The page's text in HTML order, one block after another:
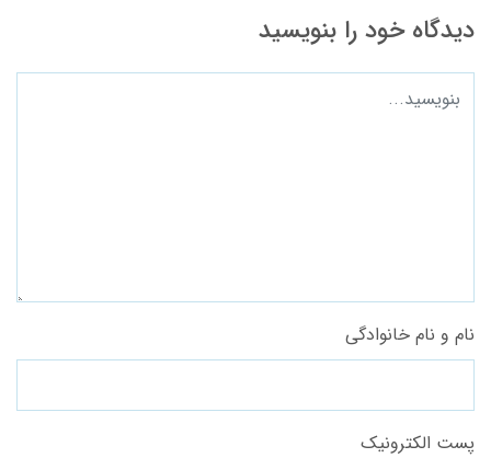
دیدگاه خود را بنویسید
نام و نام خانوادگی
پست الکترونیک